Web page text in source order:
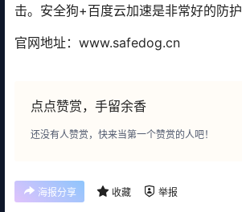
击。安全狗+百度云加速是非常好的防护
官网地址：www.safedog.cn
点点赞赏，手留余香
还没有人赞赏，快来当第一个赞赏的人吧！
海报分享 收藏 举报